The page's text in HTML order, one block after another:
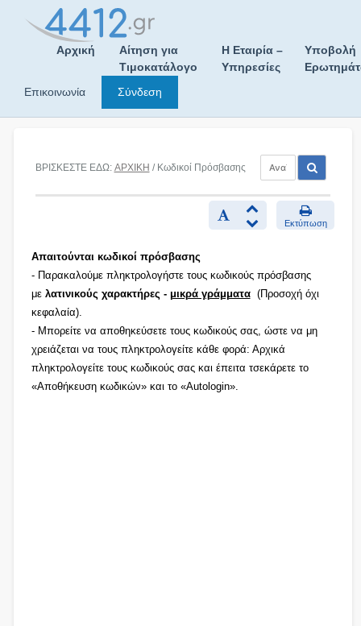
Αρχική
Αίτηση για
Τιμοκατάλογο
Η Εταιρία –
Υπηρεσίες
Υποβολή
Επικοινωνία
Σύνδεση
ΒΡΙΣΚΕΣΤΕ ΕΔΩ: ΑΡΧΙΚΗ / Κωδικοί Πρόσβασης
Εκτύπωση
Απαιτούνται κωδικοί πρόσβασης
- Παρακαλούμε πληκτρολογήστε τους κωδικούς πρόσβασης
με λατινικούς χαρακτήρες - μικρά γράμματα(Προσοχή όχι
κεφαλαία).
- Μπορείτε να αποθηκεύσετε τους κωδικούς σας, ώστε να μη
χρειάζεται να τους πληκτρολογείτε κάθε φορά: Αρχικά
πληκτρολογείτε τους κωδικούς σας και έπειτα τσεκάρετε το
«Αποθήκευση κωδικών» και το «Autologin».